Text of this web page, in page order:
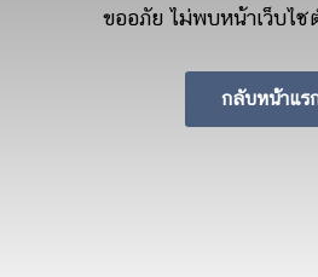
ขออภัย ไม่พบหน้าเว็บไ
กลับหน้าแร